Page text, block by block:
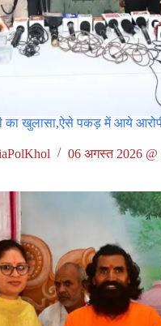
का खुलासा,ऐसे पकड़ में आये
06 अगस्त 2026 @